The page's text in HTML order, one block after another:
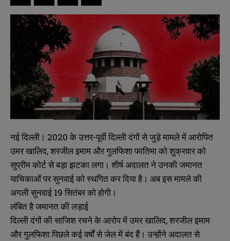
नई दिल्ली। 2020 के उत्तर-पूर्वी दिल्ली दंगों से जुड़े मामले में आरोपित
उमर खालिद, शरजील इमाम और गुलफिशा फातिमा को शुक्रवार को
सुप्रीम कोर्ट से बड़ा झटका लगा। शीर्ष अदालत ने उनकी जमानत
याचिकाओं पर सुनवाई को स्थगित कर दिया है। अब इस मामले की
अगली सुनवाई 19 सितंबर को होगी।
लंबित है जमानत की लड़ाई
दिल्ली दंगों की साजिश रचने के आरोप में उमर खालिद, शरजील इमाम
और गुलफिशा पिछले कई वर्षों से जेल में बंद हैं। उन्होंने अदालत से